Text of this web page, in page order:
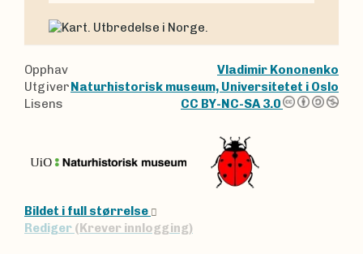
Opphav
Vladimir Kononenko
Utgiver Naturhistorisk museum, Universitetet i Oslo
Lisens
CC BY-NC-SA 3.0
Bildet i full størrelse
Rediger (Krever innlogging)